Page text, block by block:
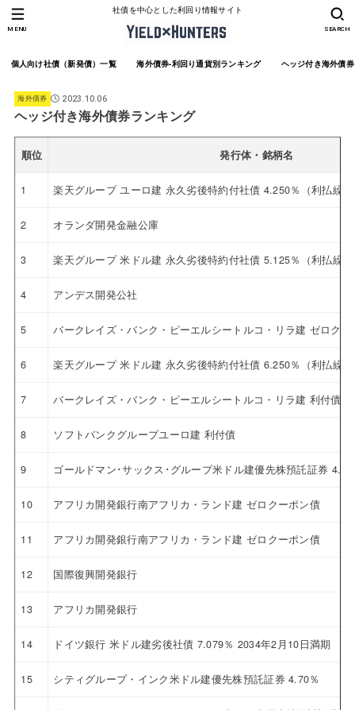
社債を中心とした利回り情報サイト
個人向け社債（新発債）一覧 海外債券-利回り通貨別ランキング ヘッジ付き海外債
SEARCH
MENU
海外債券 2023.10.06
ヘッジ付き海外債券ランキング
順位 発行体・銘柄名
1 楽天グループ ユーロ建 永久劣後特約付社債 4.250％（利払繰
2 オランダ開発金融公庫
3 楽天グループ 米ドル建 永久劣後特約付社債 5.125％（利払繰
4 アンデス開発公社
5 バークレイズ・バンク・ピーエルシートルコ・リラ建 ゼロクー
6 楽天グループ 米ドル建 永久劣後特約付社債 6.250％（利払繰
7 バークレイズ・バンク・ピーエルシートルコ・リラ建 利付債
8 ソフトバンクグループユーロ建 利付債
9 ゴールドマン･サックス･グループ米ドル建優先株預託証券
10 アフリカ開発銀行南アフリカ・ランド建 ゼロクーポン債
11 アフリカ開発銀行南アフリカ・ランド建 ゼロクーポン債
12 国際復興開発銀行
13 アフリカ開発銀行
14 ドイツ銀行 米ドル建劣後社債 7.079％ 2034年2月10日満期
15 シティグループ・インク米ドル建優先株預託証券 4.70％